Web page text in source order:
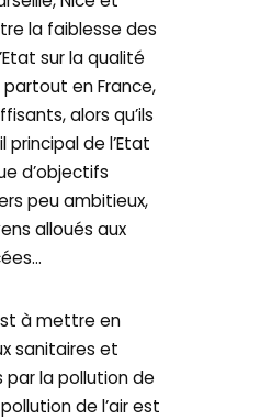
la faiblesse des
sur la qualité
partout en France,
alors qu’ils
principal de l’Etat
d’objectifs
peu ambitieux,
alloués aux
à mettre en
sanitaires et
par la pollution de
pollution de l’air est